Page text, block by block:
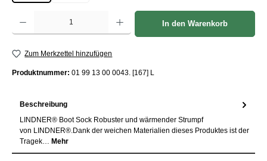
Produkt Anzahl: Gib den gewünschten Wert ein oder benutze die Schaltflächen um die
In den Warenkorb
Zum Merkzettel hinzufügen
Produktnummer: 01 99 13 00 0043. [167] L
Beschreibung
LINDNER® Boot Sock Robuster und wärmender Strumpf
von LINDNER®.Dank der weichen Materialien dieses Produktes ist der
Tragek… Mehr